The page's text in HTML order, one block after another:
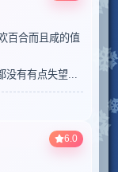
百合而且咸的值
没有有点失望...
6.0